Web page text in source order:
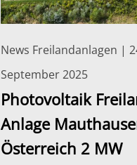
News Freilandanlagen |
September 2025
Photovoltaik
Anlage
Österreich 2 MW